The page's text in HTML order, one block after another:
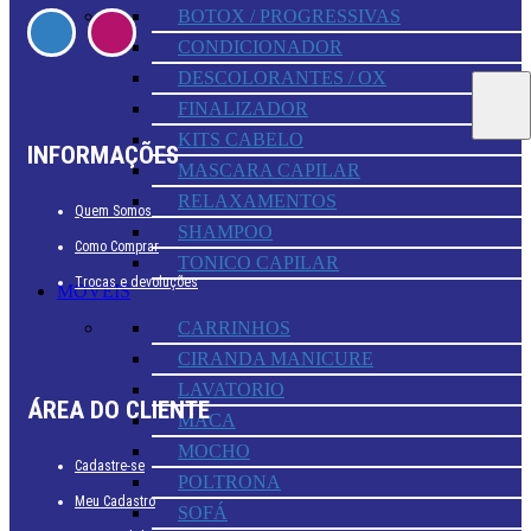
BOTOX / PROGRESSIVAS
CONDICIONADOR
DESCOLORANTES / OX
FINALIZADOR
KITS CABELO
MASCARA CAPILAR
RELAXAMENTOS
SHAMPOO
TONICO CAPILAR
MOVEIS
CARRINHOS
CIRANDA MANICURE
LAVATORIO
MACA
MOCHO
POLTRONA
SOFÁ
INFORMAÇÕES
Quem Somos
Como Comprar
Trocas e devoluções
ÁREA DO CLIENTE
Cadastre-se
Meu Cadastro